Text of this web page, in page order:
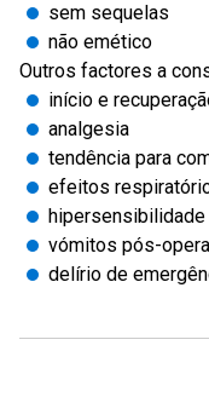
sem sequelas
não emético
Outros factores a
início e
analgesia
tendência para
efeitos
hipersensibilidade
vómitos pós-
delírio de